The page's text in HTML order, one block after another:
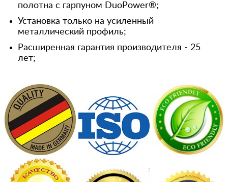
полотна с гарпуном DuoPower®;
Установка только на усиленный
металлический профиль;
Расширенная гарантия производителя - 25
лет;